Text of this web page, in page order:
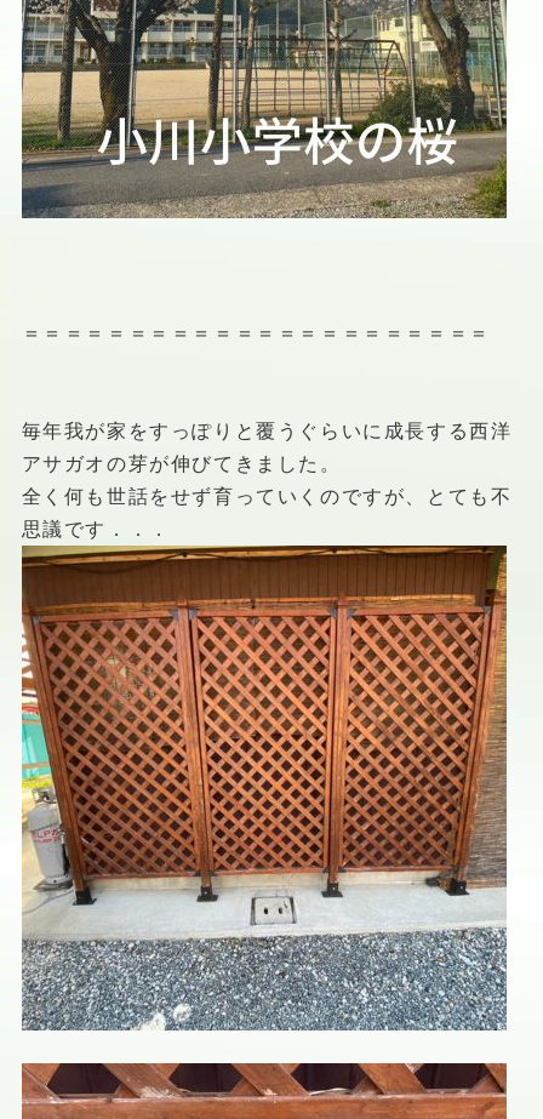
＝＝＝＝＝＝＝＝＝＝＝＝＝＝＝＝＝＝＝＝＝＝
毎年我が家をすっぽりと覆うぐらいに成長する西洋
アサガオの芽が伸びてきました。
全く何も世話をせず育っていくのですが、とても不
思議です．．．